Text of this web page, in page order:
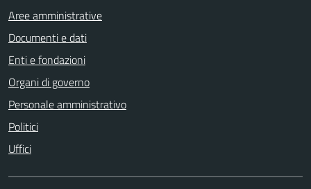
Aree amministrative
Documenti e dati
Enti e fondazioni
Organi di governo
Personale amministrativo
Politici
Uffici